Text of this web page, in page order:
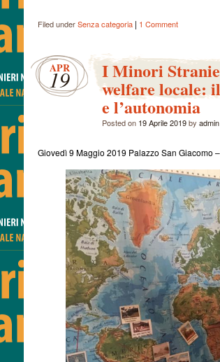
Filed underSenza categoria | 1 Comment
APR
19 I Minori
welfare locale:
e l’autonomia
Posted on 19 Aprile 2019by admin
Giovedì 9 Maggio 2019 Palazzo San Giacomo